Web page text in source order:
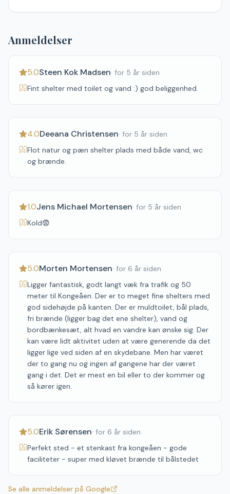
Anmeldelser
5.0Steen Kok Madsen· for 5 år siden
Fint shelter med toilet og vand :) god beliggenhed.
4.0Deeana Christensen· for 5 år siden
Flot natur og pæn shelter plads med både vand, wc
og brænde.
1.0Jens Michael Mortensen· for 5 år siden
Kold😨
5.0Morten Mortensen· for 6 år siden
Ligger fantastisk, godt langt væk fra trafik og 50
meter til Kongeåen. Der er to meget fine shelters med
god sidehøjde på kanten. Der er muldtoilet, bål plads,
fri brænde (ligger bag det ene shelter), vand og
bordbænkesæt, alt hvad en vandre kan ønske sig. Der
kan være lidt aktivitet uden at være generende da det
ligger lige ved siden af en skydebane. Men har været
der to gang nu og ingen af gangene har der været
gang i det. Det er mest en bil eller to der kommer og
så kører igen.
5.0Erik Sørensen· for 6 år siden
Perfekt sted - et stenkast fra kongeåen - gode
faciliteter - super med kløvet brænde til bålstedet
Se alle anmeldelser på Google